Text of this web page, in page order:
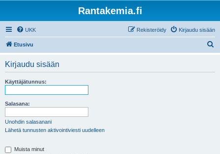
Rantakemia.fi
UKK Kirjaudu sisään
Rekisteröidy
Etusivu
Kirjaudu sisään
Käyttäjätunnus:
Salasana:
Unohdin salasanani
Lähetä tunnusten aktivointiviesti uudelleen
Muista minut